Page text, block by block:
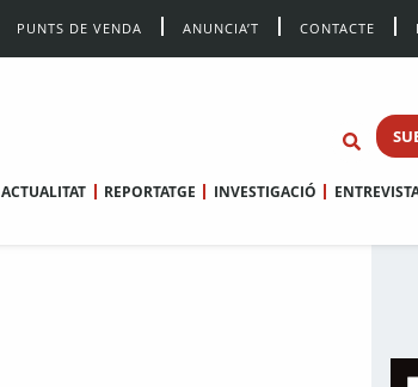
PUNTS DE VENDA ANUNCIA’T CONTACTE
ACTUALITAT REPORTATGE INVESTIGACIÓ